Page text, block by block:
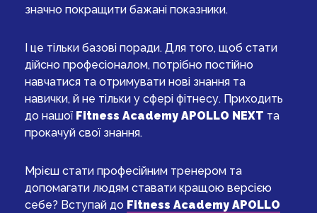
значно покращити бажані показники.
І це тільки базові поради. Для того, щоб стати
дійсно професіоналом, потрібно постійно
навчатися та отримувати нові знання та
навички, й не тільки у сфері фітнесу. Приходить
до нашої Fitness Academy APOLLO NEXT та
прокачуй свої знання.
Мрієш стати професійним тренером та
допомагати людям ставати кращою версією
себе? Вступай до Fitness Academy APOLLO